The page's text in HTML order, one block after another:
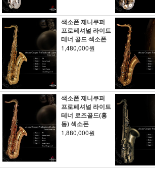
색소폰 제니쿠퍼
프로페셔널 라이트
테너 골드 섹소폰
1,480,000원
색소폰 제니쿠퍼
프로페셔널 라이트
테너 로즈골드(홍
동) 섹소폰
1,880,000원